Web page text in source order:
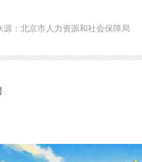
源：北京市人力资源和社会保障局